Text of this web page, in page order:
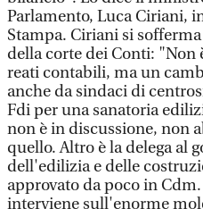
Parlamento, Luca Ciriani,
Stampa. Ciriani si
della corte dei Conti: "Non
reati contabili, ma un
anche da sindaci di
Fdi per una sanatoria
non è in discussione, non
quello. Altro è la delega al
dell'edilizia e delle
approvato da poco in
interviene sull'enorme